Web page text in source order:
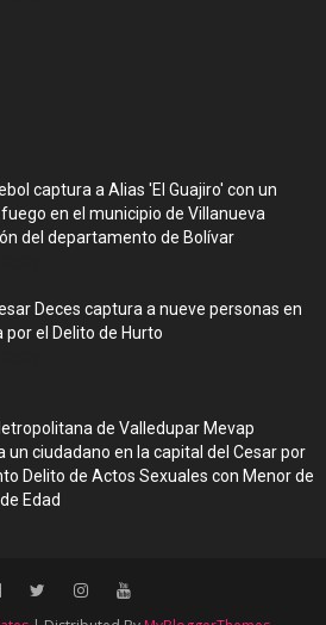
captura a Alias 'El Guajiro' con un
en el municipio de Villanueva
del departamento de Bolívar
Deces captura a nueve personas en
por el Delito de Hurto
de Valledupar Mevap
un ciudadano en la capital del Cesar por
Delito de Actos Sexuales con Menor de
Edad